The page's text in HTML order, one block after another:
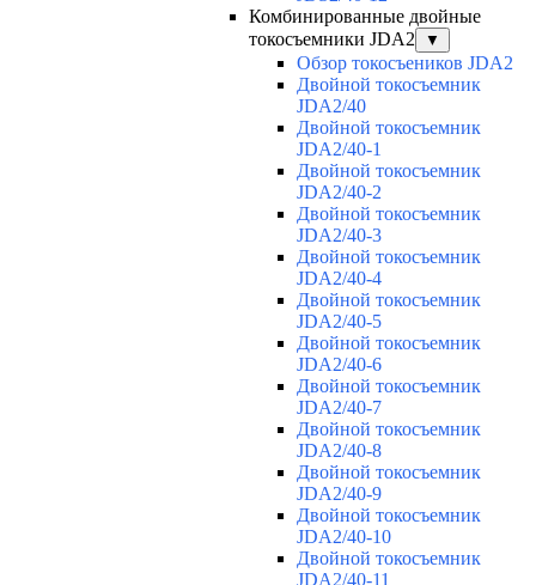
Комбинированные двойные
токосъемники JDA2
▼
Обзор токосъеников JDA2
Двойной токосъемник
JDA2/40
Двойной токосъемник
JDA2/40-1
Двойной токосъемник
JDA2/40-2
Двойной токосъемник
JDA2/40-3
Двойной токосъемник
JDA2/40-4
Двойной токосъемник
JDA2/40-5
Двойной токосъемник
JDA2/40-6
Двойной токосъемник
JDA2/40-7
Двойной токосъемник
JDA2/40-8
Двойной токосъемник
JDA2/40-9
Двойной токосъемник
JDA2/40-10
Двойной токосъемник
JDA2/40-11